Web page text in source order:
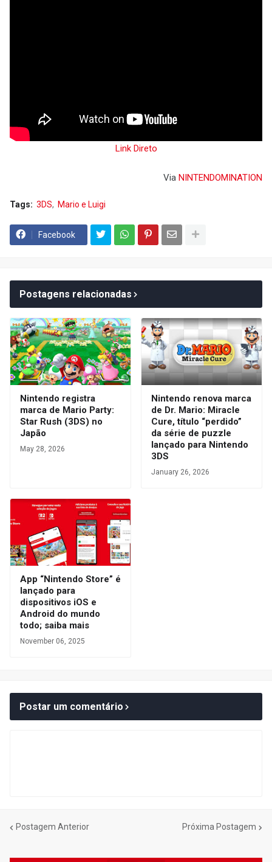
Link Direto
Via NINTENDOMINATION
Tags: 3DS Mario e Luigi
Facebook
Postagens relacionadas
Nintendo registra
marca de Mario Party:
Star Rush (3DS) no
Japão
May 28, 2026
Nintendo renova marca
de Dr. Mario: Miracle
Cure, título “perdido”
da série de puzzle
lançado para Nintendo
3DS
January 26, 2026
App “Nintendo Store” é
lançado para
dispositivos iOS e
Android do mundo
todo; saiba mais
November 06, 2025
Postar um comentário
Postagem Anterior Próxima Postagem